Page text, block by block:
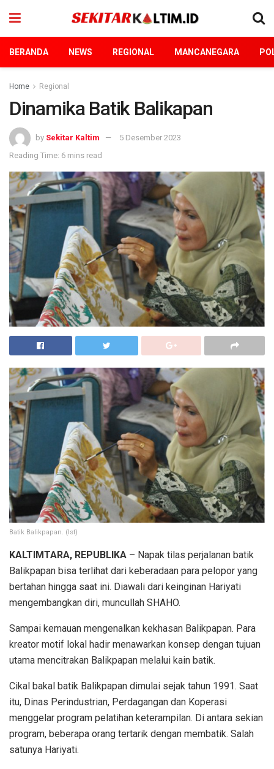
BERANDA NEWS REGIONAL MANCANEGARA
Home Regional
Dinamika Batik Balikapan
by Sekitar Kaltim
5 Desember 2023
Reading Time: 6 mins read
Batik Balikpapan. (Ist)
KALTIMTARA, REPUBLIKA – Napak tilas perjalanan batik
Balikpapan bisa terlihat dari keberadaan para pelopor yang
bertahan hingga saat ini. Diawali dari keinginan Hariyati
mengembangkan diri, muncullah SHAHO.
Sampai kemauan mengenalkan kekhasan Balikpapan. Para
kreator motif lokal hadir menawarkan konsep dengan tujuan
utama mencitrakan Balikpapan melalui kain batik.
Cikal bakal batik Balikpapan dimulai sejak tahun 1991. Saat
itu, Dinas Perindustrian, Perdagangan dan Koperasi
menggelar program pelatihan keterampilan. Di antara sekian
program, beberapa orang tertarik dengan membatik. Salah
satunya Hariyati.